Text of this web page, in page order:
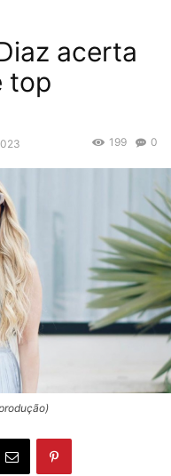
acerta
top
0
199